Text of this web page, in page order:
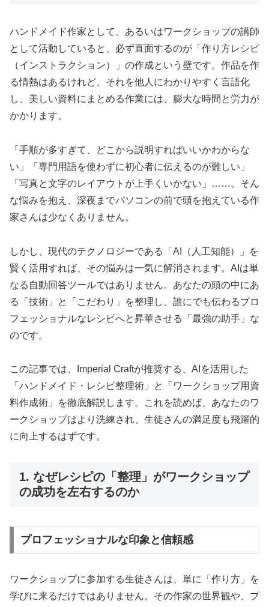
ハンドメイド作家として、あるいはワークショップの講師
として活動していると、必ず直面するのが「作り方レシピ
（インストラクション）」の作成という壁です。作品を作
る情熱はあるけれど、それを他人にわかりやすく言語化
し、美しい資料にまとめる作業には、膨大な時間と労力が
かかります。
「手順が多すぎて、どこから説明すればいいかわからな
い」「専門用語を使わずに初心者に伝えるのが難しい」
「写真と文字のレイアウトが上手くいかない」……。そん
な悩みを抱え、深夜までパソコンの前で頭を抱えている作
家さんは少なくありません。
しかし、現代のテクノロジーである「AI（人工知能）」を
賢く活用すれば、その悩みは一気に解消されます。AIは単
なる自動回答ツールではありません。あなたの頭の中にあ
る「技術」と「こだわり」を整理し、誰にでも伝わるプロ
フェッショナルなレシピへと昇華させる「最強の助手」な
のです。
この記事では、Imperial Craftが推奨する、AIを活用した
「ハンドメイド・レシピ整理術」と「ワークショップ用資
料作成術」を徹底解説します。これを読めば、あなたのワ
ークショップはより洗練され、生徒さんの満足度も飛躍的
に向上するはずです。
1. なぜレシピの「整理」がワークショップ
の成功を左右するのか
プロフェッショナルな印象と信頼感
ワークショップに参加する生徒さんは、単に「作り方」を
学びに来るだけではありません。その作家の世界観や、プ